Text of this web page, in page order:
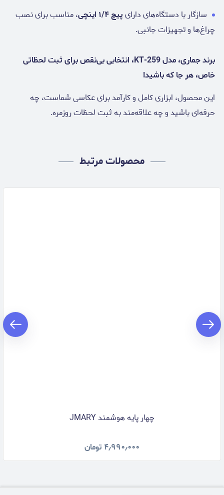
سازگار با دستگاه‌های دارایپیچ ۱/۴ اینچی
، مناسب برای نصب
چراغ‌ها و تجهیزات جانبی.
برند جماری، مدل KT-259، انتخابی بی‌نقص برای ثبت لحظاتی
خاص، هر جا که باشید!
این محصول، ابزاری کامل و کارآمد برای عکاسی شماست، چه
حرفه‌ای باشید و چه علاقه‌مند به ثبت لحظات روزمره.
محصولات مرتبط
چهار پایه هوشمند JMARY
۴٫۹۹۰٫۰۰۰ تومان